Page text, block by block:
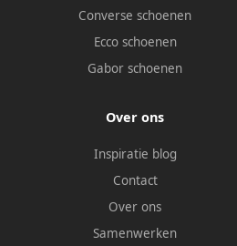
Converse schoenen
Ecco schoenen
Gabor schoenen
Over ons
Inspiratie blog
Contact
Over ons
Samenwerken